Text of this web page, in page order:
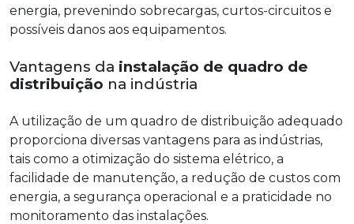
energia, prevenindo sobrecargas, curtos-circuitos e
possíveis danos aos equipamentos.
Vantagens da instalação de quadro de
distribuição na indústria
A utilização de um quadro de distribuição adequado
proporciona diversas vantagens para as indústrias,
tais como a otimização do sistema elétrico, a
facilidade de manutenção, a redução de custos com
energia, a segurança operacional e a praticidade no
monitoramento das instalações.